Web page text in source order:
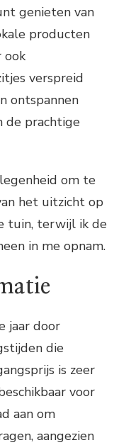
genieten van
producten
ook
verspreid
ontspannen
de prachtige
om te
het uitzicht op
tuin, terwijl ik de
in me opnam.
jaar door
die
is zeer
voor
aan om
aangezien